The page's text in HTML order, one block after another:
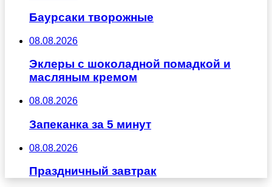
Баурсаки творожные
08.08.2026
Эклеры с шоколадной помадкой и
масляным кремом
08.08.2026
Запеканка за 5 минут
08.08.2026
Праздничный завтрак